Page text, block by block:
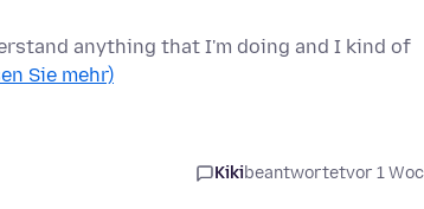
anything that I'm doing and I kind of
Sie mehr)
Kikibeantwortetvor 1